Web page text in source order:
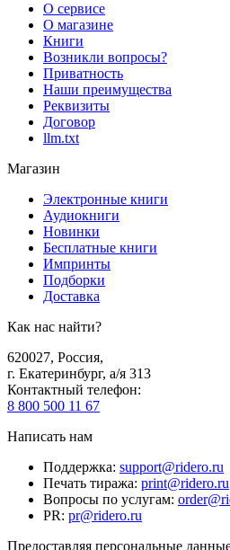
О сервисе
О магазине
Книги
Возникли вопросы?
Приватность
Наши преимущества
Реквизиты
Договор
llm.txt
Магазин
Электронные книги
Аудиокниги
Новинки
Бесплатные книги
Импринты
Подборки
Доставка
Как нас найти?
620027, Россия,
г. Екатеринбург, а/я 313
Контактный телефон:
8 800 500 11 67
Написать нам
Поддержка: support@ridero.ru
Печать тиража: print@ridero.ru
Вопросы по услугам:
PR: pr@ridero.ru
Предоставляя персональные